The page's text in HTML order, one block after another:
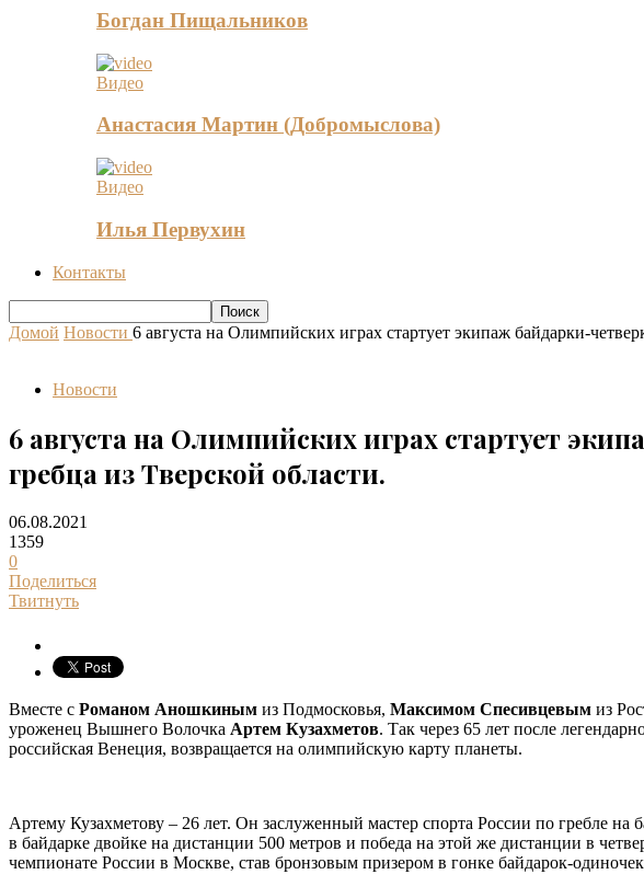
Богдан Пищальников
Видео
Анастасия Мартин (Добромыслова)
Видео
Илья Первухин
Контакты
Домой Новости 6 августа на Олимпийских играх стартует экипаж байдарки-
Новости
6 августа на Олимпийских играх стартует
гребца из Тверской области.
06.08.2021
1359
0
Поделиться
Твитнуть
Вместе с Романом Аношкиным из Подмосковья, Максимом Спесивцевым из
уроженец Вышнего Волочка Артем Кузахметов. Так через 65 лет после
российская Венеция, возвращается на олимпийскую карту планеты.
Артему Кузахметову – 26 лет. Он заслуженный мастер спорта России по гребле
в байдарке двойке на дистанции 500 метров и победа на этой же дистанции в
чемпионате России в Москве, став бронзовым призером в гонке байдарок-